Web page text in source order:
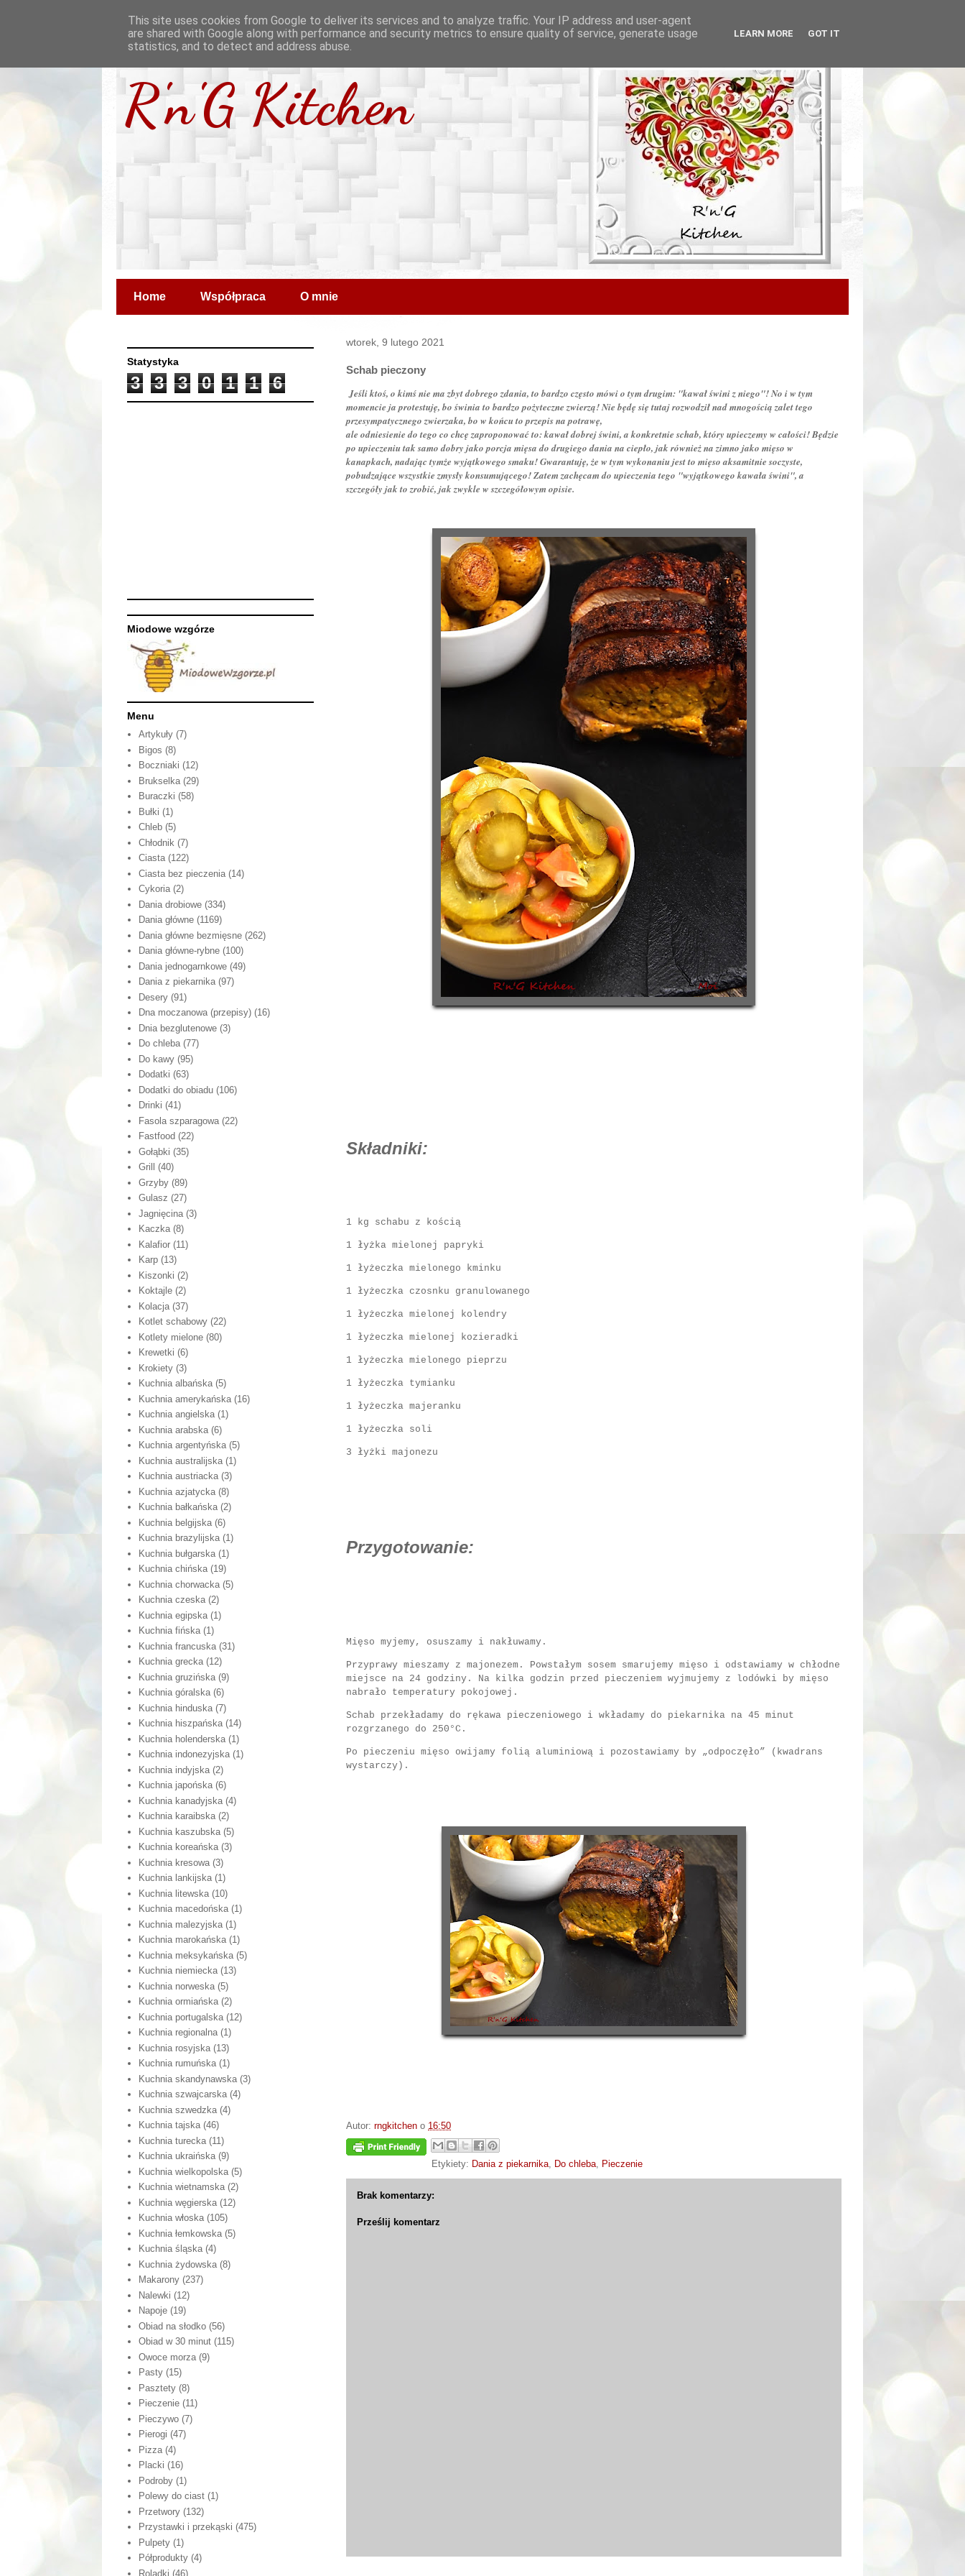
R'n'G Kitchen
Home Współpraca O mnie
wtorek, 9 lutego 2021
Schab pieczony
Jeśli ktoś, o kimś nie ma zbyt dobrego zdania, to bardzo często mówi o tym drugim: "kawał świni z niego"! No i w tym
momencie ja protestuję, bo świnia to bardzo pożyteczne zwierzą! Nie będę się tutaj rozwodził nad mnogością zalet tego
przesympatycznego zwierzaka, bo w końcu to przepis na potrawę,
ale odniesienie do tego co chcę zaproponować to: kawał dobrej świni, a konkretnie schab, który upieczemy w całości! Będzie
po upieczeniu tak samo dobry jako porcja mięsa do drugiego dania na ciepło, jak również na zimno jako mięso w
kanapkach, nadając tymże wyjątkowego smaku! Gwarantuję, że w tym wykonaniu jest to mięso aksamitnie soczyste,
pobudzające wszystkie zmysły konsumującego! Zatem zachęcam do upieczenia tego "wyjątkowego kawała świni", a
szczegóły jak to zrobić, jak zwykle w szczegółowym opisie.
Składniki:
1 kg schabu z kością
1 łyżka mielonej papryki
1 łyżeczka mielonego kminku
1 łyżeczka czosnku granulowanego
1 łyżeczka mielonej kolendry
1 łyżeczka mielonej kozieradki
1 łyżeczka mielonego pieprzu
1 łyżeczka tymianku
1 łyżeczka majeranku
1 łyżeczka soli
3 łyżki majonezu
Przygotowanie:
Mięso myjemy, osuszamy i nakłuwamy.
Przyprawy mieszamy z majonezem. Powstałym sosem smarujemy mięso i odstawiamy w chłodne
miejsce na 24 godziny. Na kilka godzin przed pieczeniem wyjmujemy z lodówki by mięso
nabrało temperatury pokojowej.
Schab przekładamy do rękawa pieczeniowego i wkładamy do piekarnika na 45 minut
rozgrzanego do 250°C.
Po pieczeniu mięso owijamy folią aluminiową i pozostawiamy by „odpoczęło” (kwadrans
wystarczy).
Autor: rngkitchen o 16:50
Etykiety: Dania z piekarnika, Do chleba, Pieczenie
Brak komentarzy:
Prześlij komentarz
Statystyka
3 3 3 0 1 1 6
Miodowe wzgórze
Menu
Artykuły (7)
Bigos (8)
Boczniaki (12)
Brukselka (29)
Buraczki (58)
Bułki (1)
Chleb (5)
Chłodnik (7)
Ciasta (122)
Ciasta bez pieczenia (14)
Cykoria (2)
Dania drobiowe (334)
Dania główne (1169)
Dania główne bezmięsne (262)
Dania główne-rybne (100)
Dania jednogarnkowe (49)
Dania z piekarnika (97)
Desery (91)
Dna moczanowa (przepisy) (16)
Dnia bezglutenowe (3)
Do chleba (77)
Do kawy (95)
Dodatki (63)
Dodatki do obiadu (106)
Drinki (41)
Fasola szparagowa (22)
Fastfood (22)
Gołąbki (35)
Grill
(40)
Grzyby (89)
Gulasz (27)
Jagnięcina (3)
Kaczka (8)
Kalafior (11)
Karp (13)
Kiszonki (2)
Koktajle (2)
Kolacja (37)
Kotlet schabowy (22)
Kotlety mielone (80)
Krewetki (6)
Krokiety (3)
Kuchnia albańska (5)
Kuchnia amerykańska (16)
Kuchnia angielska (1)
Kuchnia arabska (6)
Kuchnia argentyńska (5)
Kuchnia australijska (1)
Kuchnia austriacka (3)
Kuchnia azjatycka (8)
Kuchnia bałkańska (2)
Kuchnia belgijska (6)
Kuchnia brazylijska (1)
Kuchnia bułgarska (1)
Kuchnia chińska (19)
Kuchnia chorwacka (5)
Kuchnia czeska (2)
Kuchnia egipska (1)
Kuchnia fińska (1)
Kuchnia francuska (31)
Kuchnia grecka (12)
Kuchnia gruzińska (9)
Kuchnia góralska (6)
Kuchnia hinduska (7)
Kuchnia hiszpańska (14)
Kuchnia holenderska (1)
Kuchnia indonezyjska (1)
Kuchnia indyjska (2)
Kuchnia japońska (6)
Kuchnia kanadyjska (4)
Kuchnia karaibska (2)
Kuchnia kaszubska (5)
Kuchnia koreańska (3)
Kuchnia kresowa (3)
Kuchnia lankijska (1)
Kuchnia litewska (10)
Kuchnia macedońska (1)
Kuchnia malezyjska (1)
Kuchnia marokańska (1)
Kuchnia meksykańska (5)
Kuchnia niemiecka (13)
Kuchnia norweska (5)
Kuchnia ormiańska (2)
Kuchnia portugalska (12)
Kuchnia regionalna (1)
Kuchnia rosyjska (13)
Kuchnia rumuńska (1)
Kuchnia skandynawska (3)
Kuchnia szwajcarska (4)
Kuchnia szwedzka (4)
Kuchnia tajska (46)
Kuchnia turecka (11)
Kuchnia ukraińska (9)
Kuchnia wielkopolska (5)
Kuchnia wietnamska (2)
Kuchnia węgierska (12)
Kuchnia włoska (105)
Kuchnia łemkowska (5)
Kuchnia śląska (4)
Kuchnia żydowska (8)
Makarony (237)
Nalewki (12)
Napoje (19)
Obiad na słodko (56)
Obiad w 30 minut (115)
Owoce morza (9)
Pasty (15)
Pasztety (8)
Pieczenie (11)
Pieczywo (7)
Pierogi (47)
Pizza (4)
Placki (16)
Podroby (1)
Polewy do ciast (1)
Przetwory (132)
Przystawki i przekąski (475)
Pulpety (1)
Półprodukty (4)
Roladki (46)
This site uses cookies from Google to deliver its services and to analyze traffic. Your IP address and user-agent
are shared with Google along with performance and security metrics to ensure quality of service, generate usage
statistics, and to detect and address abuse.
LEARN MORE GOT IT